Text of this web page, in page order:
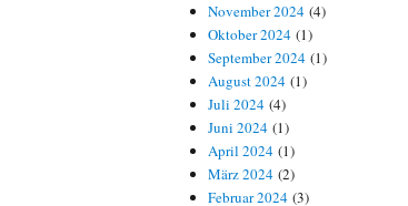
November 2024 (4)
Oktober 2024 (1)
September 2024 (1)
August 2024 (1)
Juli 2024 (4)
Juni 2024 (1)
April 2024 (1)
März 2024 (2)
Februar 2024 (3)